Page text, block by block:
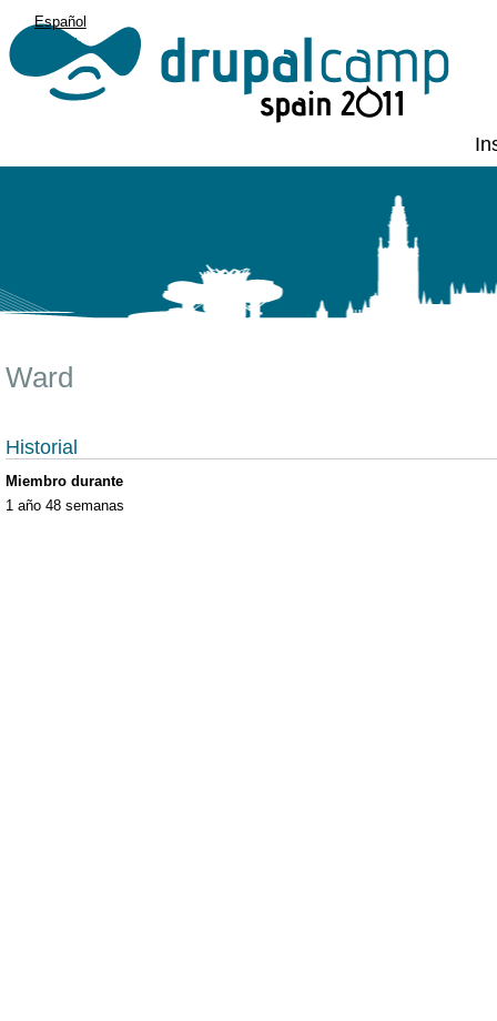
Español
English
Ward
Historial
Miembro durante
1 año 48 semanas